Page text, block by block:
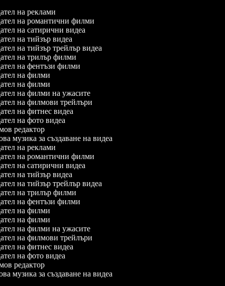
на реклами
на романтични филми
на сатирични видеа
на тийзър видеа
на тийзър трейлър видеа
на трилър филми
на фентъзи филми
на филми
на филми
на филми на ужасите
на филмови трейлъри
на фитнес видеа
на фото видеа
редактор
музика за създаване на видеа
на реклами
на романтични филми
на сатирични видеа
на тийзър видеа
на тийзър трейлър видеа
на трилър филми
на фентъзи филми
на филми
на филми
на филми на ужасите
на филмови трейлъри
на фитнес видеа
на фото видеа
редактор
музика за създаване на видеа